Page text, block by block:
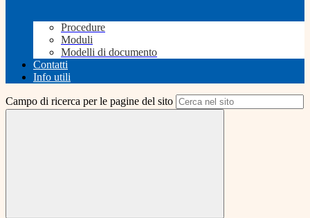
Procedure
Moduli
Modelli di documento
Contatti
Info utili
Campo di ricerca per le pagine del sito